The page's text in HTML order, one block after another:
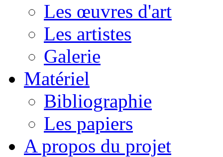
Les œuvres d'art
Les artistes
Galerie
Matériel
Bibliographie
Les papiers
A propos du projet